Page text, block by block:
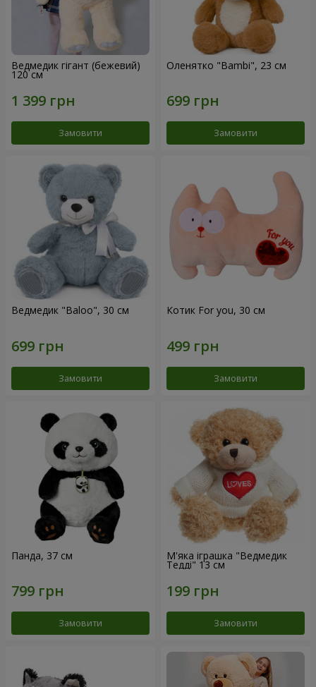
Ведмедик гігант (бежевий)
120 см
Замовити
Оленятко "Bambi", 23 см
Замовити
Ведмедик "Baloo", 30 см
Замовити
Котик For you, 30 см
Замовити
Панда, 37 см
Замовити
М'яка іграшка "Ведмедик
Тедді" 13 см
Замовити